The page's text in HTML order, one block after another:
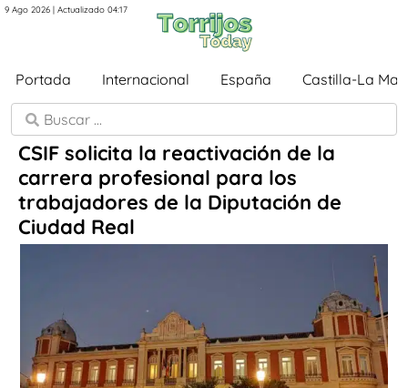
9 Ago 2026 | Actualizado 04:17
Portada Internacional España Castilla-La
CSIF solicita la reactivación de la
carrera profesional para los
trabajadores de la Diputación de
Ciudad Real